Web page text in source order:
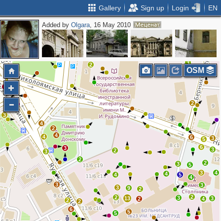
Gallery Sign up Login EN
Added byOlgara, 16 May 2010
2
3
2
2
4
2
4
2
4
2
4
2
3
2
4
3
3
4
3
3
2
3
6
2
3
9
2
2
5
5
13
2
2
4 3
4
3
5
4
5
3
2
3
4
3
6 5
3
6
3
2
OSM